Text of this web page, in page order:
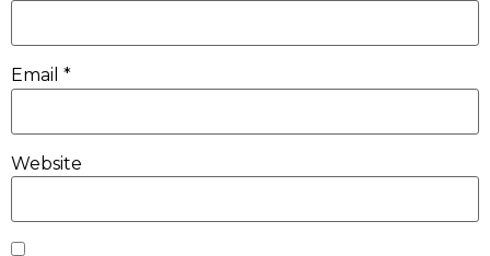
Email *
Website